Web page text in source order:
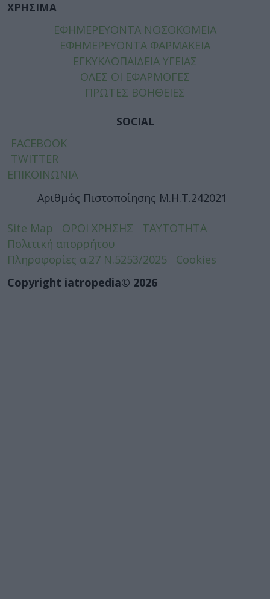
ΧΡΗΣΙΜΑ
ΕΦΗΜΕΡΕΥΟΝΤΑ ΝΟΣΟΚΟΜΕΙΑ
ΕΦΗΜΕΡΕΥΟΝΤΑ ΦΑΡΜΑΚΕΙΑ
ΕΓΚΥΚΛΟΠΑΙΔΕΙΑ ΥΓΕΙΑΣ
ΟΛΕΣ ΟΙ ΕΦΑΡΜΟΓΕΣ
ΠΡΩΤΕΣ ΒΟΗΘΕΙΕΣ
SOCIAL
FACEBOOK
TWITTER
ΕΠΙΚΟΙΝΩΝΙΑ
Αριθμός Πιστοποίησης Μ.Η.Τ.242021
Site Map ΟΡΟΙ ΧΡΗΣΗΣ
ΤΑΥΤΟΤΗΤΑ
Πολιτική απορρήτου
Πληροφορίες α.27 Ν.5253/2025
Cookies
Copyright iatropedia© 2026